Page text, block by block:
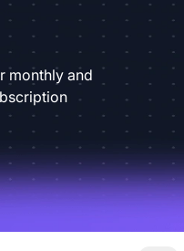
monthly and